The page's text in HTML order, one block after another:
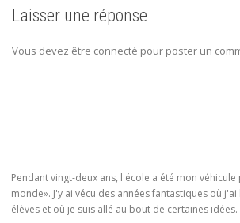
Laisser une réponse
Vous devez être connecté pour poster un
Pendant vingt-deux ans, l'école a été mon
monde». J'y ai vécu des années fantastiques où
élèves et où je suis allé au bout de certaines idées.